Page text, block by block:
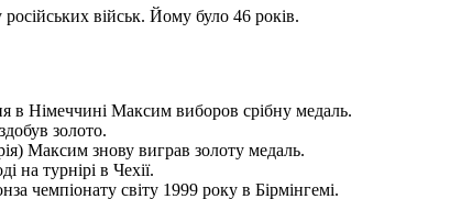
військ. Йому було 46 років.
в Німеччині Максим виборов срібну медаль.
золото.
Максим знову виграв золоту медаль.
на турнірі в Чехії.
чемпіонату світу 1999 року в Бірмінгемі.